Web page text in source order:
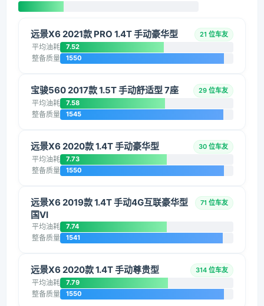
远景X6 2021款 PRO 1.4T 手动豪华型 21 位车友
平均油耗 7.52
整备质量 1550
宝骏560 2017款 1.5T 手动舒适型 7座 29 位车友
平均油耗 7.58
整备质量 1545
远景X6 2020款 1.4T 手动豪华型 30 位车友
平均油耗 7.73
整备质量 1550
远景X6 2019款 1.4T 手动4G互联豪华型
国VI
71 位车友
平均油耗 7.74
整备质量 1541
远景X6 2020款 1.4T 手动尊贵型 314 位车友
平均油耗 7.79
整备质量 1550